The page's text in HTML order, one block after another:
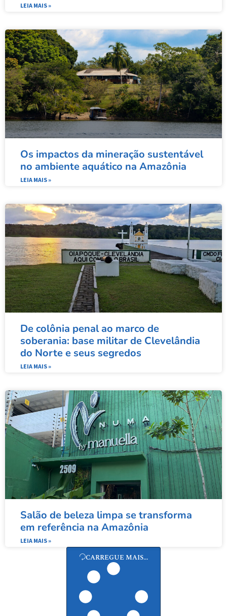
LEIA MAIS »
Os impactos da mineração sustentável
no ambiente aquático na Amazônia
LEIA MAIS »
De colônia penal ao marco de
soberania: base militar de Clevelândia
do Norte e seus segredos
LEIA MAIS »
Salão de beleza limpa se transforma
em referência na Amazônia
LEIA MAIS »
CARREGUE MAIS...